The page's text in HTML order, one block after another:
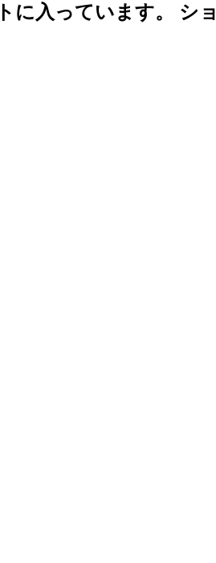
に入っています。 シ